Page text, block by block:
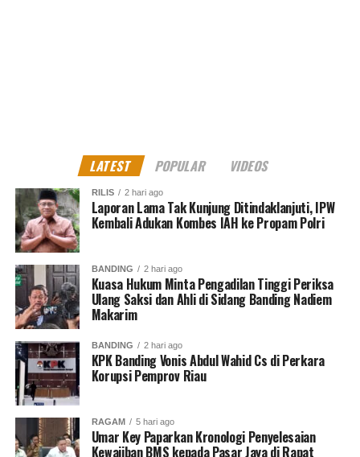
LATEST POPULAR VIDEOS
RILIS 2 hari ago
Laporan Lama Tak Kunjung Ditindaklanjuti, IPW
Kembali Adukan Kombes IAH ke Propam Polri
BANDING 2 hari ago
Kuasa Hukum Minta Pengadilan Tinggi Periksa
Ulang Saksi dan Ahli di Sidang Banding Nadiem
Makarim
BANDING 2 hari ago
KPK Banding Vonis Abdul Wahid Cs di Perkara
Korupsi Pemprov Riau
RAGAM 5 hari ago
Umar Key Paparkan Kronologi Penyelesaian
Kewajiban BMS kepada Pasar Jaya di Rapat